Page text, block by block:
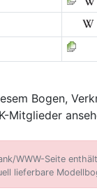
Bogen,
Mitglieder
WWW-Seite
lieferbare